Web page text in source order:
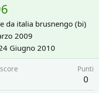
da italia brusnengo (bi)
2009
Giugno 2010
Punti
0